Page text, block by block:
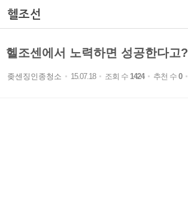
헬조선
헬조센에서 노력하면 성공한다고?
좆센징인종청소 15.07.18 조회 수 1424 추천 수 0